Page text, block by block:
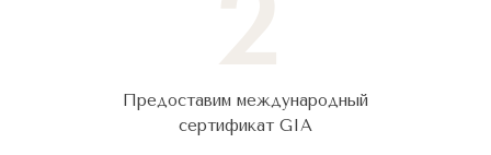
Предоставим международный
сертификат GIA